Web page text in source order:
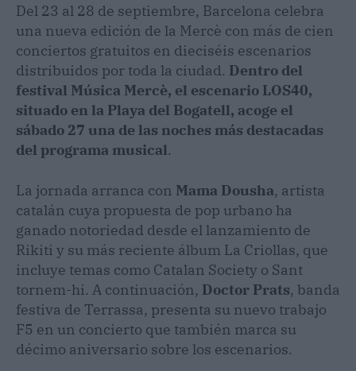
Del 23 al 28 de septiembre, Barcelona celebra
una nueva edición de la Mercè con más de cien
conciertos gratuitos en dieciséis escenarios
distribuidos por toda la ciudad. Dentro del
festival Música Mercè, el escenario LOS40,
situado en la Playa del Bogatell, acoge el
sábado 27 una de las noches más destacadas
del programa musical.
La jornada arranca con Mama Dousha, artista
catalán cuya propuesta de pop urbano ha
ganado notoriedad desde el lanzamiento de
Rikiti y su más reciente álbum La Criollas, que
incluye temas como Catalan Society o Sant
tornem-hi. A continuación, Doctor Prats, banda
festiva de Terrassa, presenta su nuevo trabajo
F5 en un concierto que también marca su
décimo aniversario sobre los escenarios.